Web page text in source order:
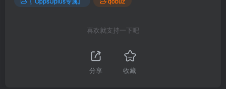
喜欢就支持一下吧
分享 收藏